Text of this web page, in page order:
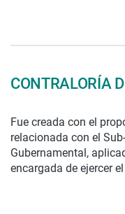
CONTRALORÍA
Fue creada con el
relacionada con el
Gubernamental,
encargada de ejercer